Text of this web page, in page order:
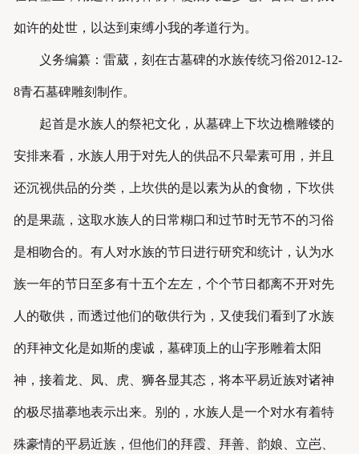
如许的处世，以达到束缚小我的孝道行为。
义务编纂：雷葳，刻在古墓碑的水族传统习俗2012-12-
8青石墓碑雕刻制作。
起首是水族人的祭祀文化，从墓碑上下坎边檐雕镂的
安排来看，水族人用于对先人的供品不只晕素可用，并且
还沉视供品的分类，上坎供的是以素为从的食物，下坎供
的是果蔬，这取水族人的日常糊口和过节时无节不的习俗
是相吻合的。有人对水族的节日进行研究和统计，认为水
族一年的节日至多有十五个左左，个个节日都离不开对先
人的敬供，而透过他们的敬供行为，又使我们看到了水族
的拜神文化是如斯的虔诚，墓碑顶上的山字形雕着太阳
神，接着龙、凤、虎、狮各显其态，将本平易近族对诸神
的极尽描摹地表示出来。别的，水族人是一个对水有着特
殊豪情的平易近族，但他们的拜霞、拜善、韵娘、立岜、